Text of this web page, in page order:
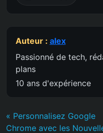
Auteur : alex
Passionné de tech,
plans
10 ans d'expérience
« Personnalisez Google
Chrome avec les